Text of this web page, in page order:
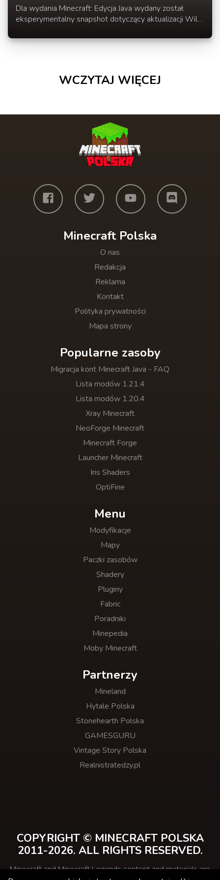
Update 1.19
Dla wydania Minecraft: Edycja Java wydany został
eksperymentalny snapshot dotyczący aktualizacji Wild
WCZYTAJ WIĘCEJ
Minecraft Polska
O nas
Redakcja
Reklama
Kontakt
Polityka prywatności
Mapa strony
Popularne zasoby
Migracja kont Minecraft Java - FAQ
Lista modów 1.21.4
Lista modów 1.20.4
Xray Minecraft
NeoForge Minecraft
Minecraft Forge
Launcher Minecraft
Iris Shaders
OptiFine
Menu
Modyfikacje
Mapy
Paczki zasobów
Shadery
Pluginy
Fabric
Poradniki
Minepedia
Moby Minecraft
Partnerzy
Mineland
Hytale Polska
Stonehearth Polska
GAMESGURU
Vintage Story Polska
Realnistratedzy.pl
COPYRIGHT © MINECRAFT POLSKA
2011-2026. ALL RIGHTS RESERVED.
Minecraft and Minecraft Legends content and materials are